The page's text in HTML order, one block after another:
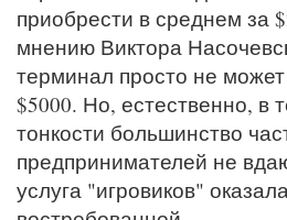
приобрести в среднем за
мнению Виктора
терминал просто не
$5000. Но, естественно, в
тонкости большинство
предпринимателей не
услуга "игровиков"